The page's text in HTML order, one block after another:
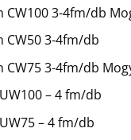
CW100 3-4fm/db
CW50 3-4fm/db
CW75 3-4fm/db
– 4 fm/db
– 4 fm/db